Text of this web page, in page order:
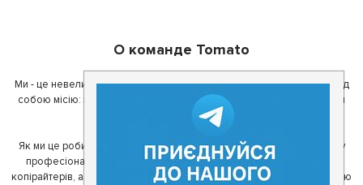
О команде Tomato
Ми - це невелика команда ентузіастів з України. Ми поставили перед
собою місію: зробити так, щоб де б в Україні ви не знаходилися, ви
завжди могли смачно поїсти.
Як ми це робимо? Для початку, ми зібрали приголомшливу команду
професіоналів - фахівців з дизайну, програмування, маркетингу,
копірайтерів, а за сумісництвом - любителів гарної їжі. З їх допомогою